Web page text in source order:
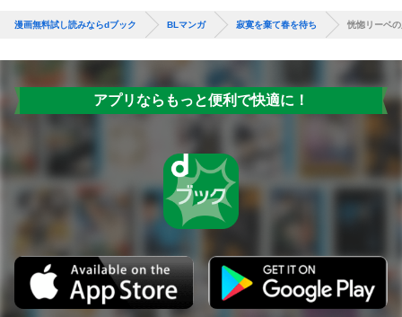
漫画無料試し読みならdブック BLマンガ 寂寞を棄て春を待ち 恍惚リーベ
アプリならもっと便利で快適に！